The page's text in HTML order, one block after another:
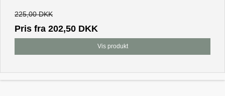
225,00 DKK
Pris fra 202,50 DKK
Vis produkt